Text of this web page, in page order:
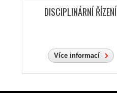
DISCIPLINÁRNÍ ŘÍZENÍ
Více informací